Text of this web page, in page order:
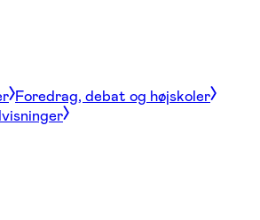
Foredrag, debat og højskoler